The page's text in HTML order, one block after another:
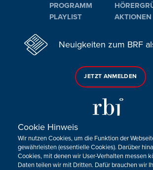
PROGRAMM
PLAYLIST
AKTIONEN
Neuigkeiten zum BRF
JETZT ANMELDEN
Sie haben noch Fragen oder
KONTAKTIEREN SIE UNS!
Cookie Hinweis
Wir nutzen Cookies, um die Funktion der
gewährleisten (essentielle Cookies). Darüber
Cookies, mit denen wir User-Verhalten messen
Daten teilen wir mit Dritten. Dafür brauchen wir